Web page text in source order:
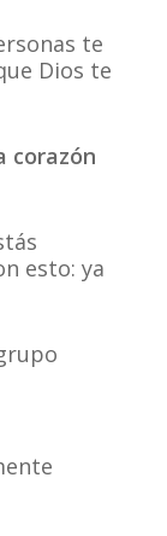
te
Dios te
corazón
esto: ya